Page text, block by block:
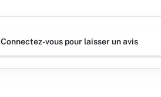
Connectez-vous pour laisser un avis